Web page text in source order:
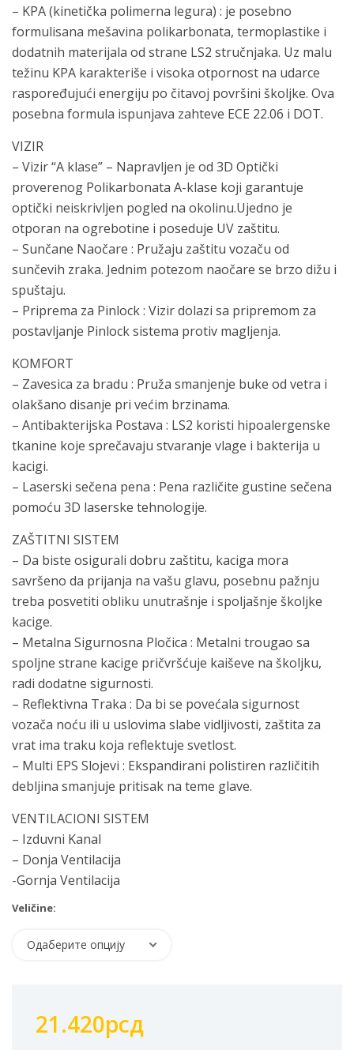
– KPA (kinetička polimerna legura) : je posebno
formulisana mešavina polikarbonata, termoplastike i
dodatnih materijala od strane LS2 stručnjaka. Uz malu
težinu KPA karakteriše i visoka otpornost na udarce
raspoređujući energiju po čitavoj površini školjke. Ova
posebna formula ispunjava zahteve ECE 22.06 i DOT.
VIZIR
– Vizir “A klase” – Napravljen je od 3D Optički
proverenog Polikarbonata A-klase koji garantuje
optički neiskrivljen pogled na okolinu.Ujedno je
otporan na ogrebotine i poseduje UV zaštitu.
– Sunčane Naočare : Pružaju zaštitu vozaču od
sunčevih zraka. Jednim potezom naočare se brzo dižu i
spuštaju.
– Priprema za Pinlock : Vizir dolazi sa pripremom za
postavljanje Pinlock sistema protiv magljenja.
KOMFORT
– Zavesica za bradu : Pruža smanjenje buke od vetra i
olakšano disanje pri većim brzinama.
– Antibakterijska Postava : LS2 koristi hipoalergenske
tkanine koje sprečavaju stvaranje vlage i bakterija u
kacigi.
– Laserski sečena pena : Pena različite gustine sečena
pomoću 3D laserske tehnologije.
ZAŠTITNI SISTEM
– Da biste osigurali dobru zaštitu, kaciga mora
savršeno da prijanja na vašu glavu, posebnu pažnju
treba posvetiti obliku unutrašnje i spoljašnje školjke
kacige.
– Metalna Sigurnosna Pločica : Metalni trougao sa
spoljne strane kacige pričvršćuje kaiševe na školjku,
radi dodatne sigurnosti.
– Reflektivna Traka : Da bi se povećala sigurnost
vozača noću ili u uslovima slabe vidljivosti, zaštita za
vrat ima traku koja reflektuje svetlost.
– Multi EPS Slojevi : Ekspandirani polistiren različitih
debljina smanjuje pritisak na teme glave.
VENTILACIONI SISTEM
– Izduvni Kanal
– Donja Ventilacija
-Gornja Ventilacija
Veličine:
Одаберите опцију
21.420рсд